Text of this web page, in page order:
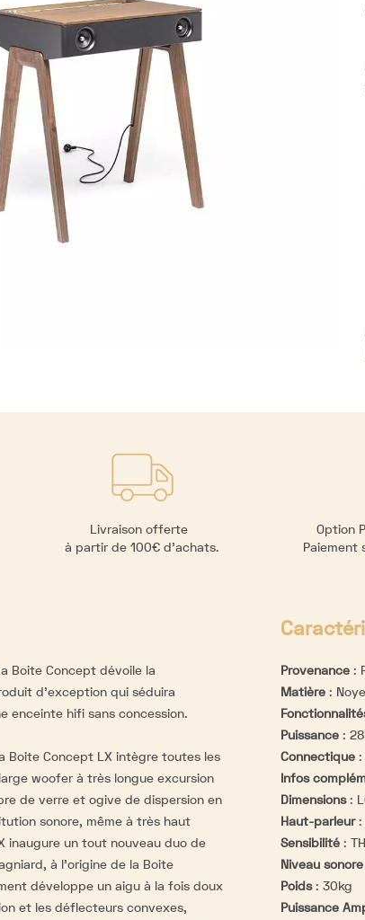
Livraison offerte
à partir de 100€ d’achats.
Option
Paiement
Boite Concept dévoile la
d'exception qui séduira
enceinte hifi sans concession.
Boite Concept LX intègre toutes les
woofer à très longue excursion
de verre et ogive de dispersion en
sonore, même à très haut
inaugure un tout nouveau duo de
à l'origine de la Boite
développe un aigu à la fois doux
et les déflecteurs convexes,
Provenance :
Matière :
Puissance :
Connectique :
Infos
Dimensions:
Haut-parleur:
Sensibilité :
Niveau
Poids: 30kg
Puissance